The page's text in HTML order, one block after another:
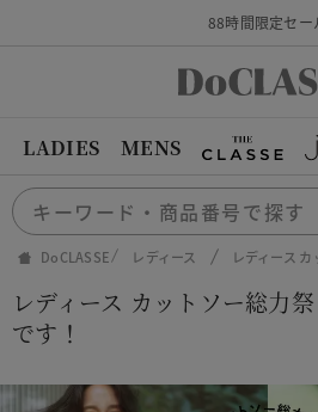
88時間限定セー
LADIES MENS
DoCLASSE レディース レディース
レディース カットソー総力
です！